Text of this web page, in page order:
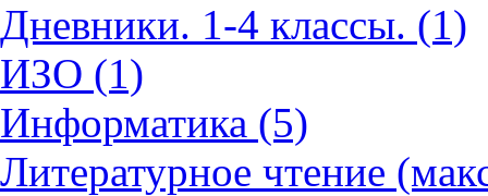
Дневники. 1-4 классы. (1)
ИЗО (1)
Информатика (5)
Литературное чтение